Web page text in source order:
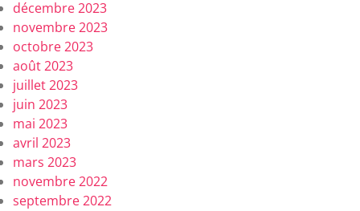
décembre 2023
novembre 2023
octobre 2023
août 2023
juillet 2023
juin 2023
mai 2023
avril 2023
mars 2023
novembre 2022
septembre 2022